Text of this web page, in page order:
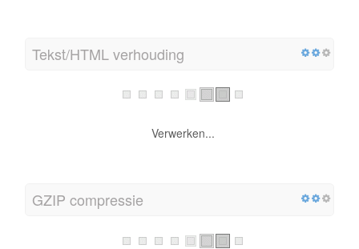
Tekst/HTML verhouding
Verwerken...
GZIP compressie